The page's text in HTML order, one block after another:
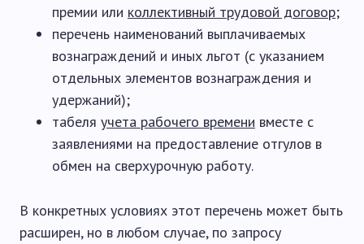
премии или коллективный трудовой договор;
перечень наименований выплачиваемых
вознаграждений и иных льгот (с указанием
отдельных элементов вознаграждения и
удержаний);
табеля учета рабочего времени вместе с
заявлениями на предоставление отгулов в
обмен на сверхурочную работу.
В конкретных условиях этот перечень может быть
расширен, но в любом случае, по запросу